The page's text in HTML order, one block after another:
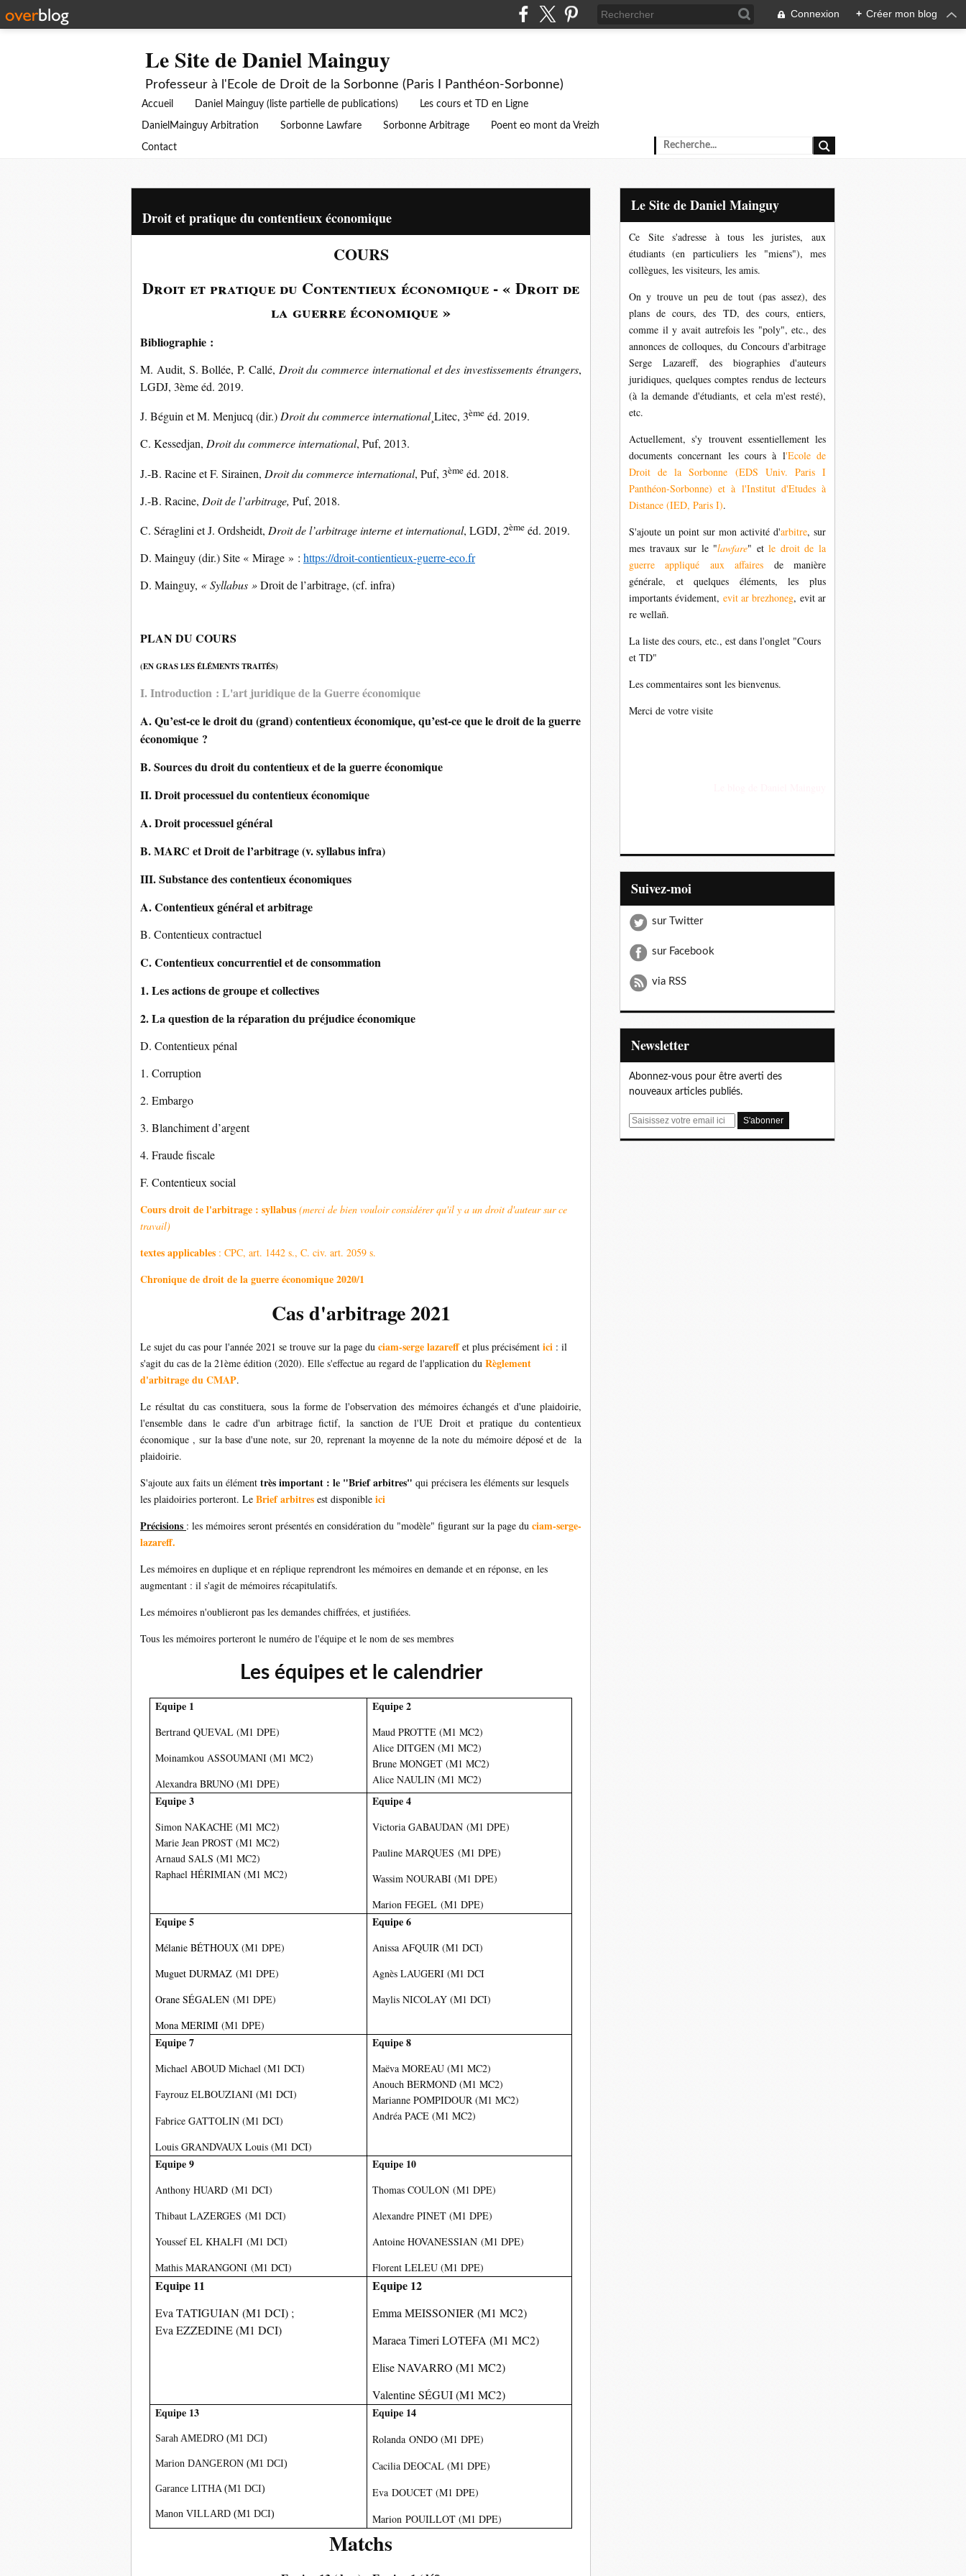
Connexion + Créer mon blog
Le Site de Daniel Mainguy
Professeur à l'Ecole de Droit de la Sorbonne (Paris I Panthéon-Sorbonne)
Accueil Daniel Mainguy (liste partielle de publications) Les cours et TD en Ligne
DanielMainguy Arbitration Sorbonne Lawfare Sorbonne Arbitrage Poent eo mont da Vreizh
Contact
Droit et pratique du contentieux économique
COURS
Droit et pratique du Contentieux économique - « Droit de
la guerre économique »
Bibliographie :
M. Audit, S. Bollée, P. Callé, Droit du commerce international et des investissements étrangers,
LGDJ, 3ème éd. 2019.
J. Béguin et M. Menjucq (dir.)Droit du commerce international¸Litec, 3ème éd. 2019.
C. Kessedjan, Droit du commerce international, Puf, 2013.
J.-B. Racine et F. Sirainen, Droit du commerce international, Puf, 3ème éd. 2018.
J.-B. Racine, Doit de l’arbitrage, Puf, 2018.
C. Séraglini et J. Ordsheidt, Droit de l’arbitrage interne et international, LGDJ, 2ème éd. 2019.
D. Mainguy (dir.) Site « Mirage » : https://droit-contientieux-guerre-eco.fr
D. Mainguy, « Syllabus »Droit de l’arbitrage, (cf. infra)
PLAN DU COURS
(EN GRAS LES ÉLÉMENTS TRAITÉS)
I. Introduction : L'art juridique de la Guerre économique
A. Qu’est-ce le droit du (grand) contentieux économique, qu’est-ce que le droit de la guerre
économique ?
B. Sources du droit du contentieux et de la guerre économique
II. Droit processuel du contentieux économique
A. Droit processuel général
B. MARC et Droit de l’arbitrage (v. syllabus infra)
III. Substance des contentieux économiques
A. Contentieux général et arbitrage
B. Contentieux contractuel
C. Contentieux concurrentiel et de consommation
1. Les actions de groupe et collectives
2. La question de la réparation du préjudice économique
D. Contentieux pénal
1. Corruption
2. Embargo
3. Blanchiment d’argent
4. Fraude fiscale
F. Contentieux social
Cours droit de l'arbitrage : syllabus (merci de bien vouloir considérer qu'il y a un droit d'auteur sur ce
travail)
textes applicables : CPC, art. 1442 s., C. civ. art. 2059 s.
Chronique de droit de la guerre économique 2020/1
Cas d'arbitrage 2021
Le sujet du cas pour l'année 2021 se trouve sur la page du ciam-serge lazareffet plus précisément ici : il
s'agit du cas de la 21ème édition (2020). Elle s'effectue au regard de l'application du Règlement
d'arbitrage du CMAP.
Le résultat du cas constituera, sous la forme de l'observation des mémoires échangés et d'une plaidoirie,
l'ensemble dans le cadre d'un arbitrage fictif, la sanction de l'UE Droit et pratique du contentieux
économique , sur la base d'une note, sur 20, reprenant la moyenne de la note du mémoire déposé et de la
plaidoirie.
S'ajoute aux faits un élément très important : le "Brief arbitres" qui précisera les éléments sur lesquels
les plaidoiries porteront. Le Brief arbitres est disponible ici
Précisions : les mémoires seront présentés en considération du "modèle" figurant sur la page du ciam-serge-
lazareff.
Les mémoires en duplique et en réplique reprendront les mémoires en demande et en réponse, en les
augmentant : il s'agit de mémoires récapitulatifs.
Les mémoires n'oublieront pas les demandes chiffrées, et justifiées.
Tous les mémoires porteront le numéro de l'équipe et le nom de ses membres
Les équipes et le calendrier
Equipe 1
Bertrand QUEVAL (M1 DPE)
Moinamkou ASSOUMANI (M1 MC2)
Alexandra BRUNO (M1 DPE)
Equipe 2
Maud PROTTE (M1 MC2)
Alice DITGEN (M1 MC2)
Brune MONGET (M1 MC2)
Alice NAULIN (M1 MC2)
Equipe 3
Simon NAKACHE (M1 MC2)
Marie Jean PROST (M1 MC2)
Arnaud SALS (M1 MC2)
Raphael HÉRIMIAN (M1 MC2)
Equipe 4
Victoria GABAUDAN (M1 DPE)
Pauline MARQUES (M1 DPE)
Wassim NOURABI (M1 DPE)
Marion FEGEL (M1 DPE)
Equipe 5
Mélanie BÉTHOUX (M1 DPE)
Muguet DURMAZ (M1 DPE)
Orane SÉGALEN (M1 DPE)
Mona MERIMI (M1 DPE)
Equipe 6
Anissa AFQUIR (M1 DCI)
Agnès LAUGERI (M1 DCI
Maylis NICOLAY (M1 DCI)
Equipe 7
Michael ABOUD Michael (M1 DCI)
Fayrouz ELBOUZIANI (M1 DCI)
Fabrice GATTOLIN (M1 DCI)
Louis GRANDVAUX Louis (M1 DCI)
Equipe 8
Maëva MOREAU (M1 MC2)
Anouch BERMOND (M1 MC2)
Marianne POMPIDOUR (M1 MC2)
Andréa PACE (M1 MC2)
Equipe 9
Anthony HUARD (M1 DCI)
Thibaut LAZERGES (M1 DCI)
YoussefEL KHALFI (M1 DCI)
Mathis MARANGONI (M1 DCI)
Equipe 10
Thomas COULON (M1 DPE)
Alexandre PINET (M1 DPE)
Antoine HOVANESSIAN (M1 DPE)
Florent LELEU (M1 DPE)
Equipe 11
Eva TATIGUIAN (M1 DCI) ;
Eva EZZEDINE (M1 DCI)
Equipe 12
Emma MEISSONIER (M1 MC2)
Maraea Timeri LOTEFA (M1 MC2)
EliseNAVARRO (M1 MC2)
ValentineSÉGUI(M1 MC2)
Equipe 13
Sarah AMEDRO (M1 DCI)
Marion DANGERON (M1 DCI)
Garance LITHA (M1 DCI)
Manon VILLARD (M1 DCI)
Equipe 14
Rolanda ONDO (M1 DPE)
Cacilia DEOCAL (M1 DPE)
Eva DOUCET (M1 DPE)
Marion POUILLOT (M1 DPE)
Matchs
Le Site de Daniel Mainguy
Ce Site s'adresse à tous les juristes, aux
étudiants (en particuliers les "miens"), mes
collègues, les visiteurs, les amis.
On y trouve un peu de tout (pas assez), des
plans de cours, des TD, des cours, entiers,
comme il y avait autrefois les "poly", etc., des
annonces de colloques, du Concours d'arbitrage
Serge Lazareff, des biographies d'auteurs
juridiques, quelques comptes rendus de lecteurs
(à la demande d'étudiants, et cela m'est resté),
etc.
Actuellement, s'y trouvent essentiellement les
documents concernant les cours à l'Ecole de
Droit de la Sorbonne (EDS Univ. Paris I
Panthéon-Sorbonne) et à l'Institut d'Etudes à
Distance (IED, Paris I).
S'ajoute un point sur mon activité d'arbitre, sur
mes travaux sur le "lawfare" etle droit de la
guerre appliqué aux affaires de manière
générale, et quelques éléments, les plus
importants évidement, evit ar brezhoneg, evit ar
re wellañ.
La liste des cours, etc., est dans l'onglet "Cours
et TD"
Les commentaires sont les bienvenus.
Merci de votre visite
Suivez-moi
sur Twitter
sur Facebook
via RSS
Newsletter
Abonnez-vous pour être averti des
nouveaux articles publiés.
E